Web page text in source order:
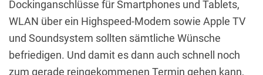
Dockinganschlüsse für Smartphones und Tablets,
WLAN über ein Highspeed-Modem sowie Apple TV
und Soundsystem sollten sämtliche Wünsche
befriedigen. Und damit es dann auch schnell noch
zum gerade reingekommenen Termin gehen kann,